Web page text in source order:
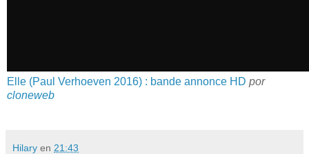
Elle (Paul Verhoeven 2016) : bande annonce HD por
cloneweb
Hilary en 21:43